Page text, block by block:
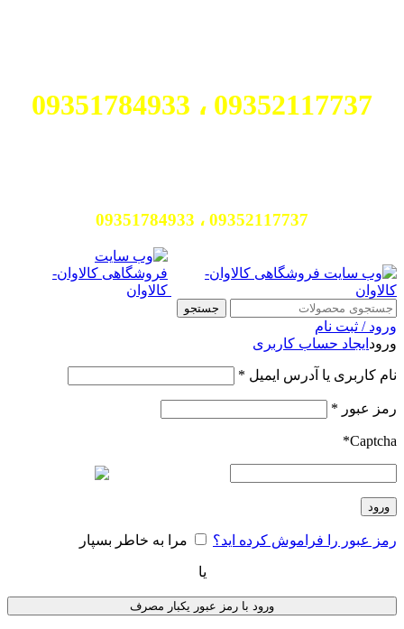
09352117737 ، 09351784933
09352117737 ، 09351784933
جستجو
ورود / ثبت نام
ورود ایجاد حساب کاربری
نام کاربری یا آدرس ایمیل *
رمز عبور *
Captcha
*
ورود
رمز عبور را فراموش کرده اید؟ مرا به خاطر بسپار
یا
ورود با رمز عبور یکبار مصرف